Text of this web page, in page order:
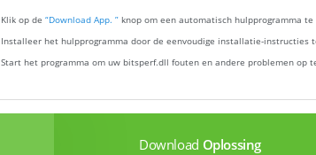
Klik op de “Download App. ” knop om een automatisch hulpprogramma
Installeer het hulpprogramma door de eenvoudige installatie-instructies
Start het programma om uw bitsperf.dll fouten en andere problemen op
Download Oplossing